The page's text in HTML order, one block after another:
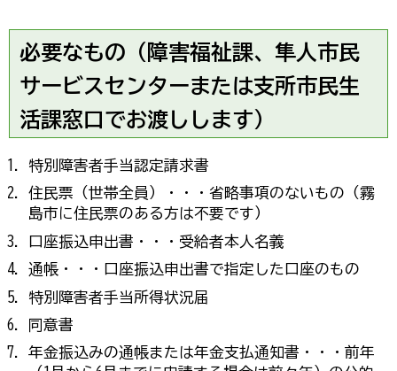
必要なもの（障害福祉課、隼人市民
サービスセンターまたは支所市民生
活課窓口でお渡しします）
特別障害者手当認定請求書
住民票（世帯全員）・・・省略事項のないもの（霧
島市に住民票のある方は不要です）
口座振込申出書・・・受給者本人名義
通帳・・・口座振込申出書で指定した口座のもの
特別障害者手当所得状況届
同意書
年金振込みの通帳または年金支払通知書・・・前年